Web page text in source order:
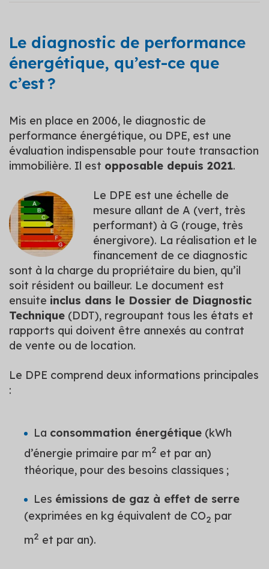
Le diagnostic de performance
énergétique, qu’est-ce que
c’est ?
Mis en place en 2006, le diagnostic de
performance énergétique, ou DPE, est une
évaluation indispensable pour toute transaction
immobilière. Il est opposable depuis 2021.
Le DPE est une échelle de
mesure allant de A (vert, très
performant) à G (rouge, très
énergivore). La réalisation et le
financement de ce diagnostic
sont à la charge du propriétaire du bien, qu’il
soit résident ou bailleur. Le document est
ensuite inclus dans le Dossier de Diagnostic
Technique (DDT), regroupant tous les états et
rapports qui doivent être annexés au contrat
de vente ou de location.
Le DPE comprend deux informations principales
:
La consommation énergétique (kWh
d’énergie primaire par m2 et par an)
théorique, pour des besoins classiques ;
Les émissions de gaz à effet de serre
(exprimées en kg équivalent de CO2 par
m2 et par an).